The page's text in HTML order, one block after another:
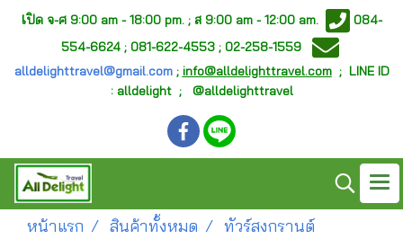
เปิด จ-ศ 9:00 am - 18:00 pm. ; ส 9:00 am - 12:00 am.
084-
554-6624 ; 081-622-4553 ; 02-258-1559
alldelighttravel@gmail.com; info@alldelighttravel.com; LINE ID
: alldelight ; @alldelighttravel
หน้าแรก สินค้าทั้งหมด
ทัวร์สงกรานต์